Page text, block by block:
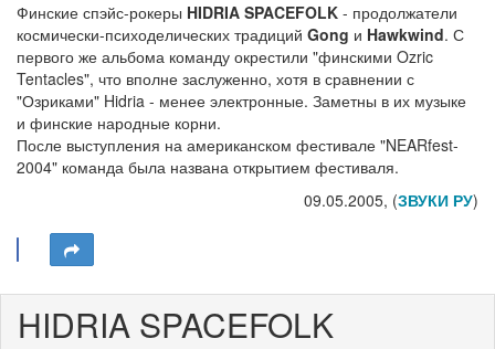
Финские спэйс-рокеры HIDRIA SPACEFOLK - продолжатели
космически-психоделических традиций Gong и Hawkwind. С
первого же альбома команду окрестили "финскими Ozric
Tentacles", что вполне заслуженно, хотя в сравнении с
"Озриками" Hidria - менее электронные. Заметны в их музыке
и финские народные корни.
После выступления на американском фестивале "NEARfest-
2004" команда была названа открытием фестиваля.
09.05.2005, (ЗВУКИ РУ)
HIDRIA SPACEFOLK